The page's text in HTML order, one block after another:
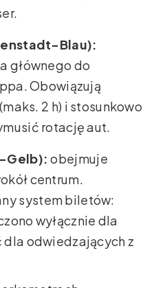
Blau):
głównego do
Obowiązują
2 h) i stosunkowo
rotację aut.
Gelb): obejmuje
centrum.
system biletów:
wyłącznie dla
dla odwiedzających z